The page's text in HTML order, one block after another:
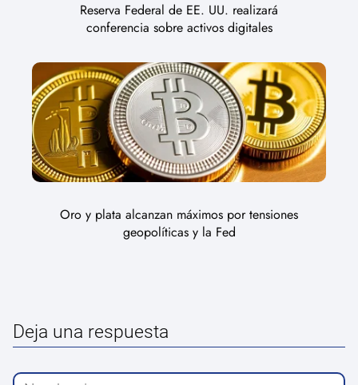
Reserva Federal de EE. UU. realizará
conferencia sobre activos digitales
Oro y plata alcanzan máximos por tensiones
geopolíticas y la Fed
Deja una respuesta